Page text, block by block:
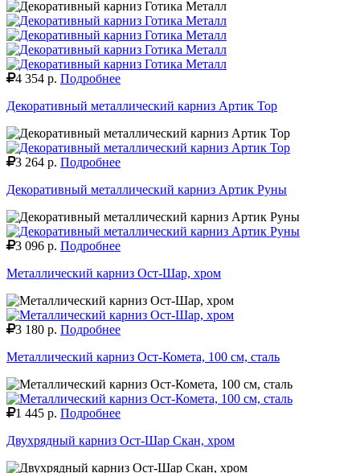
4 354 р. Подробнее
Декоративный металлический карниз Артик Тор
3 264 р. Подробнее
Декоративный металлический карниз Артик Руны
3 096 р. Подробнее
Металлический карниз Ост-Шар, хром
3 180 р. Подробнее
Металлический карниз Ост-Комета, 100 см, сталь
1 445 р. Подробнее
Двухрядный карниз Ост-Шар Скан, хром